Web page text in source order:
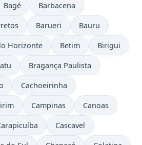
Bagé Barbacena
Barueri Bauru
Horizonte Betim Birigui
Bragança Paulista
Cachoeirinha
Campinas Canoas
Cascavel